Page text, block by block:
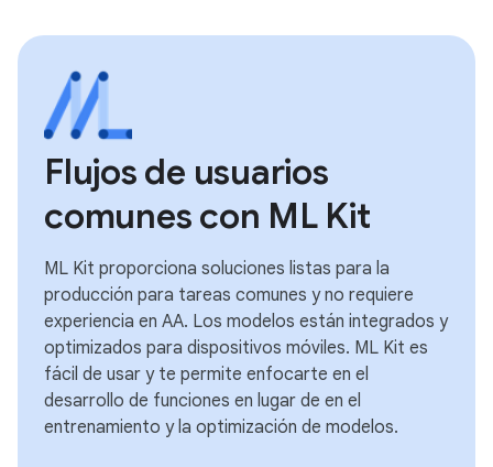
Flujos de usuarios
comunes con ML Kit
ML Kit proporciona soluciones listas para la
producción para tareas comunes y no requiere
experiencia en AA. Los modelos están integrados y
optimizados para dispositivos móviles. ML Kit es
fácil de usar y te permite enfocarte en el
desarrollo de funciones en lugar de en el
entrenamiento y la optimización de modelos.